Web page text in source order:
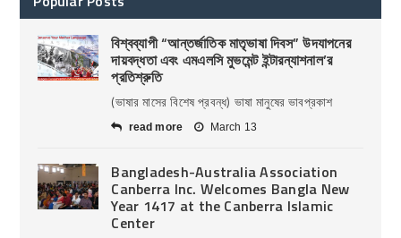
বিশ্বব্যাপী “আন্তর্জাতিক মাতৃভাষা দিবস” উদযাপনের
দায়বদ্ধতা এবং এমএলসি মুভমেন্ট ইন্টারন্যাশনাল’র
প্রতিশ্রুতি
(ভাষার মাসের বিশেষ প্রবন্ধ) ভাষা মানুষের ভাবপ্রকাশ
read more March 13
Bangladesh-Australia Association
Canberra Inc. Welcomes Bangla New
Year 1417 at the Canberra Islamic
Center